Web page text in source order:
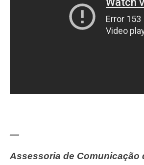
—
Assessoria de Comunicação